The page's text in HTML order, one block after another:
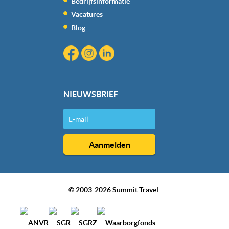
Vacatures
Blog
NIEUWSBRIEF
© 2003-2026 Summit Travel